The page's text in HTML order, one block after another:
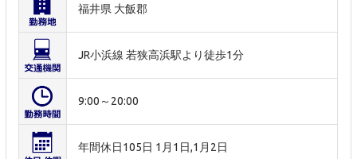
福井県 大飯郡
JR小浜線 若狭高浜駅より徒歩1分
9:00～20:00
年間休日105日 1月1日,1月2日